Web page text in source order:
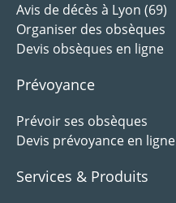
Avis de décès à Lyon (69)
Organiser des obsèques
Devis obsèques en ligne
Prévoyance
Prévoir ses obsèques
Devis prévoyance en ligne
Services & Produits